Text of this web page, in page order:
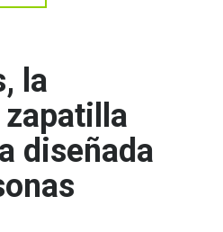
la
diseñada